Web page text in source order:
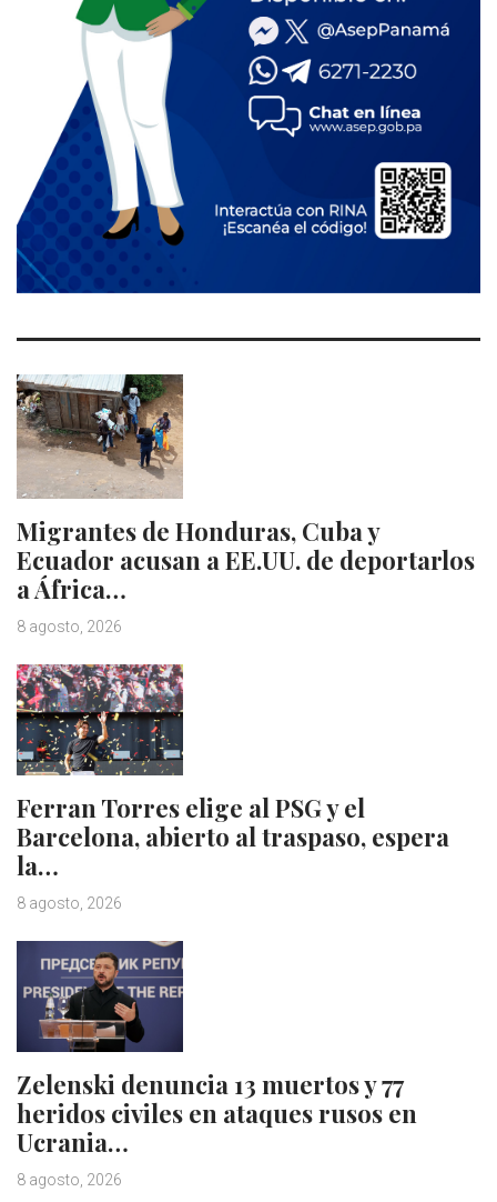
Migrantes de Honduras, Cuba y
Ecuador acusan a EE.UU. de deportarlos
a África…
8 agosto, 2026
Ferran Torres elige al PSG y el
Barcelona, abierto al traspaso, espera
la…
8 agosto, 2026
Zelenski denuncia 13 muertos y 77
heridos civiles en ataques rusos en
Ucrania…
8 agosto, 2026